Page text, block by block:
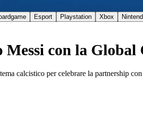
Esport Playstation Xbox
con la Global
calcistico per celebrare la partnership